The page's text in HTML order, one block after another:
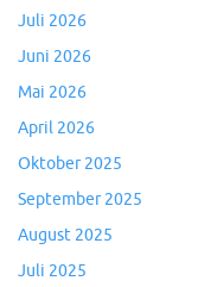
Juli 2026
Juni 2026
Mai 2026
April 2026
Oktober 2025
September 2025
August 2025
Juli 2025